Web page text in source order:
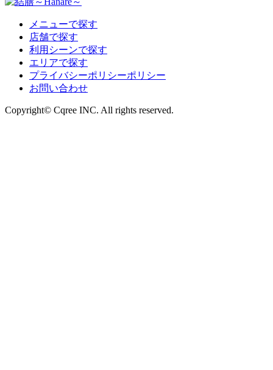
メニューで探す
店舗で探す
利用シーンで探す
エリアで探す
プライバシーポリシーポリシー
お問い合わせ
Copyright© Cqree INC. All rights reserved.